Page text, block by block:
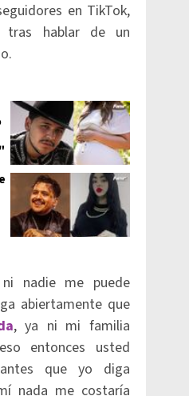
en TikTok,
tras hablar de un
nadie me puede
abiertamente que
, ya ni mi familia
entonces usted
que yo diga
nada me costaría